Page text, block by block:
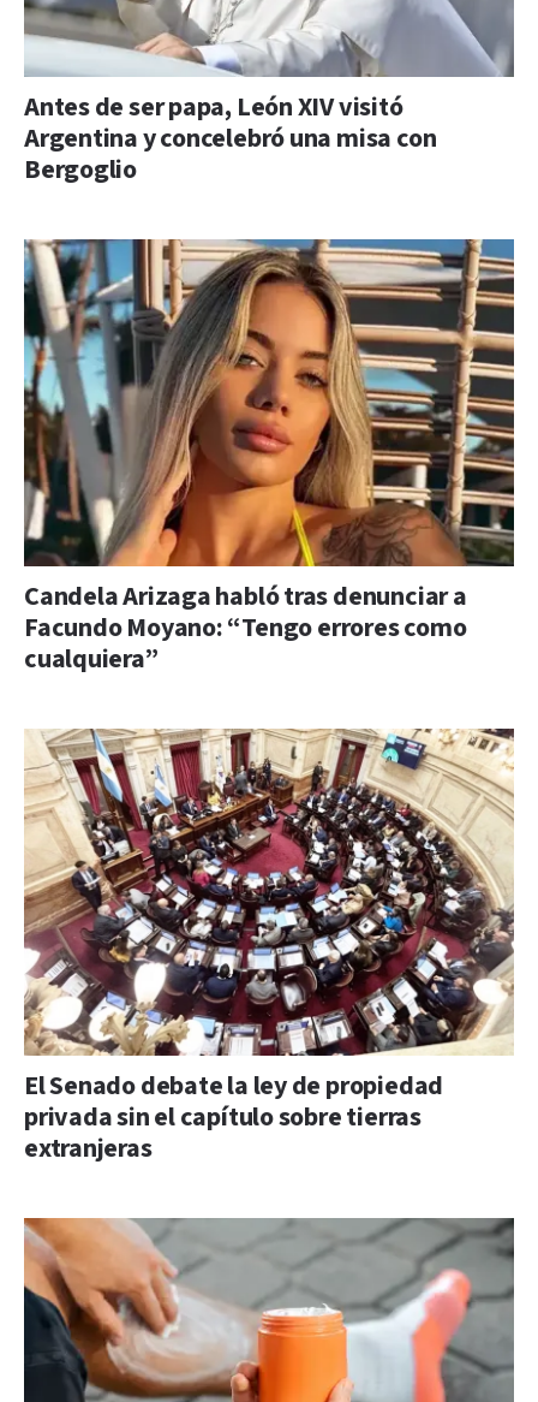
Antes de ser papa, León XIV visitó
Argentina y concelebró una misa con
Bergoglio
Candela Arizaga habló tras denunciar a
Facundo Moyano: “Tengo errores como
cualquiera”
El Senado debate la ley de propiedad
privada sin el capítulo sobre tierras
extranjeras